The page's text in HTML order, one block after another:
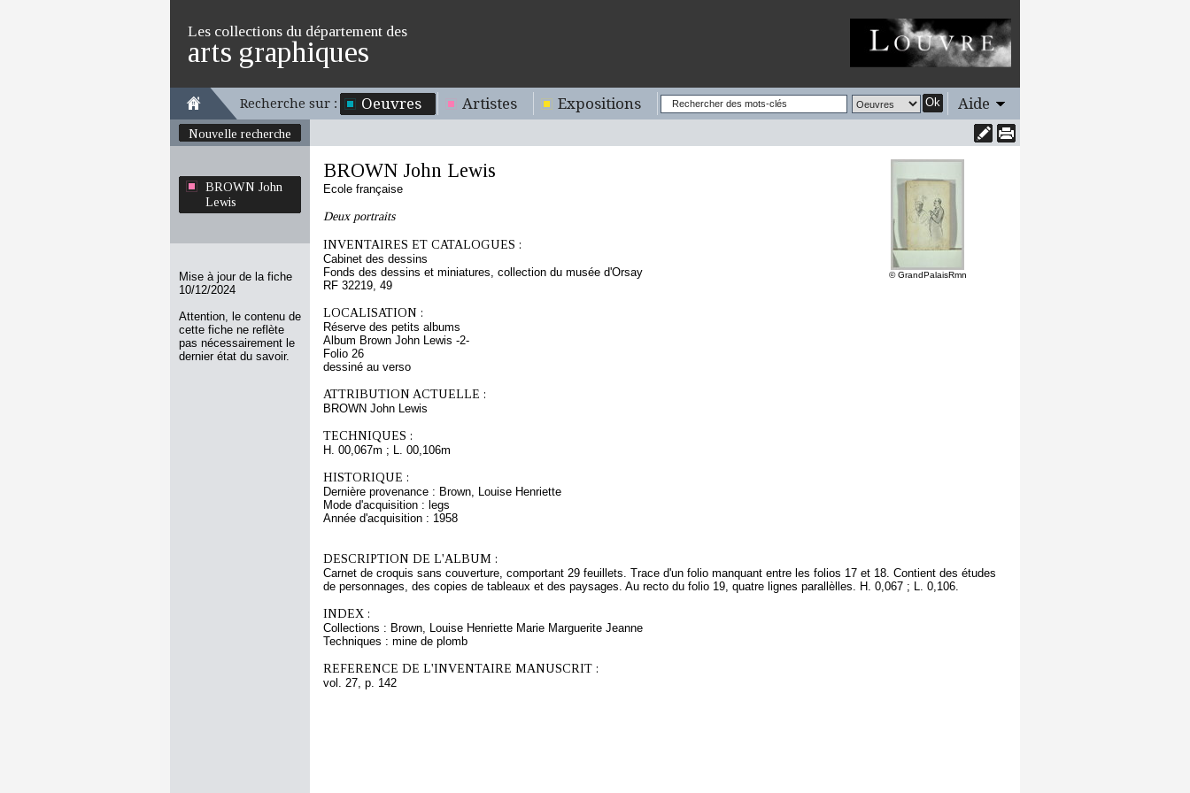
Les collections du département des
arts graphiques
Recherche sur : Oeuvres Artistes Expositions Ok Aide
Nouvelle recherche
BROWN John
Lewis
Mise à jour de la fiche
10/12/2024
Attention, le contenu de
cette fiche ne reflète
pas nécessairement le
dernier état du savoir.
© GrandPalaisRmn
BROWN John Lewis
Ecole française
Deux portraits
INVENTAIRES ET CATALOGUES :
Cabinet des dessins
Fonds des dessins et miniatures, collection du musée d'Orsay
RF 32219, 49
LOCALISATION :
Réserve des petits albums
Album Brown John Lewis -2-
Folio 26
dessiné au verso
ATTRIBUTION ACTUELLE :
BROWN John Lewis
TECHNIQUES :
H. 00,067m ; L. 00,106m
HISTORIQUE :
Dernière provenance : Brown, Louise Henriette
Mode d'acquisition : legs
Année d'acquisition : 1958
DESCRIPTION DE L'ALBUM :
Carnet de croquis sans couverture, comportant 29 feuillets. Trace d'un folio manquant entre les folios 17 et 18. Contient des études
de personnages, des copies de tableaux et des paysages. Au recto du folio 19, quatre lignes parallèlles. H. 0,067 ; L. 0,106.
INDEX :
Collections : Brown, Louise Henriette Marie Marguerite Jeanne
Techniques : mine de plomb
REFERENCE DE L'INVENTAIRE MANUSCRIT :
vol. 27, p. 142